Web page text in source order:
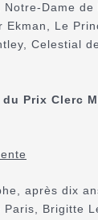
Dame de
Ekman, Le
Celestial
Prix Clerc
après dix
Paris, Brigitte